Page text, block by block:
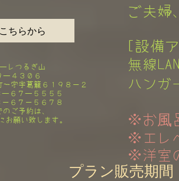
ちらから
ご夫婦
[設備ア
無線
ハンガ
※お風
※エレ
※洋室
レつるぎ山​
ー４３０６
宇字葛籠６１９８－２
６７ー５５５５
６７－５６７８
ご予約は、
お願い致します。
プラン販売期間